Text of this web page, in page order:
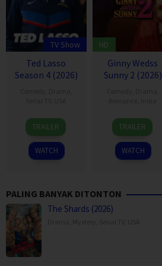
TV Show
Ted Lasso
Season 4 (2026)
14
Aug
2020
Jason
Sudeikis
TRAILER
WATCH
HD
Ginny Wedss
Sunny 2 (2026)
24
Apr
2026
Prashant
Jha
TRAILER
WATCH
PALING BANYAK DITONTON
The Shards (2026)